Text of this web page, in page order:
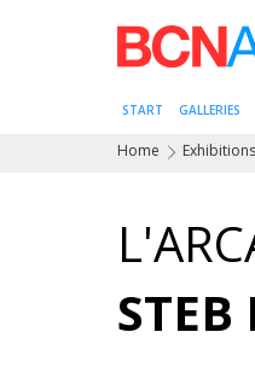
START GALLERIES
Home Exhibitions
STEB